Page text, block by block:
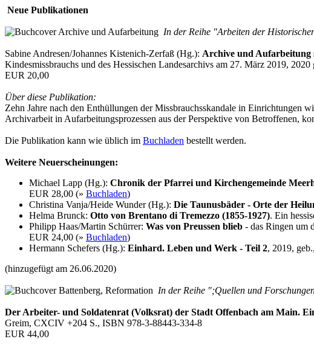
Neue Publikationen
In der Reihe "Arbeiten der
Sabine Andresen/Johannes Kistenich-Zerfaß (Hg.): Archive und Aufarbeitung
Kindesmissbrauchs und des Hessischen Landesarchivs am 27. März 2019,
EUR 20,00
Über diese Publikation:
Zehn Jahre nach den Enthüllungen der Missbrauchsskandale in Einrichtungen
Archivarbeit in Aufarbeitungsprozessen aus der Perspektive von Betroffenen,
Die Publikation kann wie üblich im Buchladen bestellt werden.
Weitere Neuerscheinungen:
Michael Lapp (Hg.): Chronik der Pfarrei und Kirchengemeinde
EUR 28,00 (» Buchladen)
Christina Vanja/Heide Wunder (Hg.): Die Taunusbäder - Orte der
Helma Brunck: Otto von Brentano di Tremezzo (1855-1927). Ein
Philipp Haas/Martin Schürrer: Was von Preussen blieb - das Ringen um
EUR 24,00 (» Buchladen)
Hermann Schefers (Hg.): Einhard. Leben und Werk - Teil 2, 2019,
(hinzugefügt am 26.06.2020)
In der Reihe ";Quellen und
Der Arbeiter- und Soldatenrat (Volksrat) der Stadt Offenbach am Main.
Greim, CXCIV +204 S., ISBN 978-3-88443-334-8
EUR 44,00